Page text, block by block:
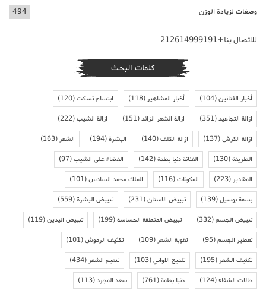
وصفات لزيادة الوزن 494
للاتصال بنا+212614999191
كلمات البحث
أخبار الفنانين(104) أخبار المشاهير(118) ابتسام تسكت(120)
ازالة التجاعيد(351) ازالة الشعر الزائد(151) ازالة الشيب(222)
ازالة الكرش(137) ازالة الكلف(140) البشرة(194) الشعر(163)
الطريقة(130) الفنانة دنيا بطمة(142) القضاء على الشيب(97)
المقادير(223) المكونات(116) الملك محمد السادس(101)
بسمة بوسيل(139) تبييض الاسنان(231) تبييض البشرة(559)
تبييض الجسم(332) تبييض المنطقة الحساسة(199) تبييض اليدين(119)
تعطير الجسم(95) تقوية الشعر(109) تكثيف الرموش(101)
تكثيف الشعر(195) تلميع الاواني(103) تنعيم الشعر(434)
حالات الشفاء(124) دنيا بطمة(761) سعد المجرد(113)